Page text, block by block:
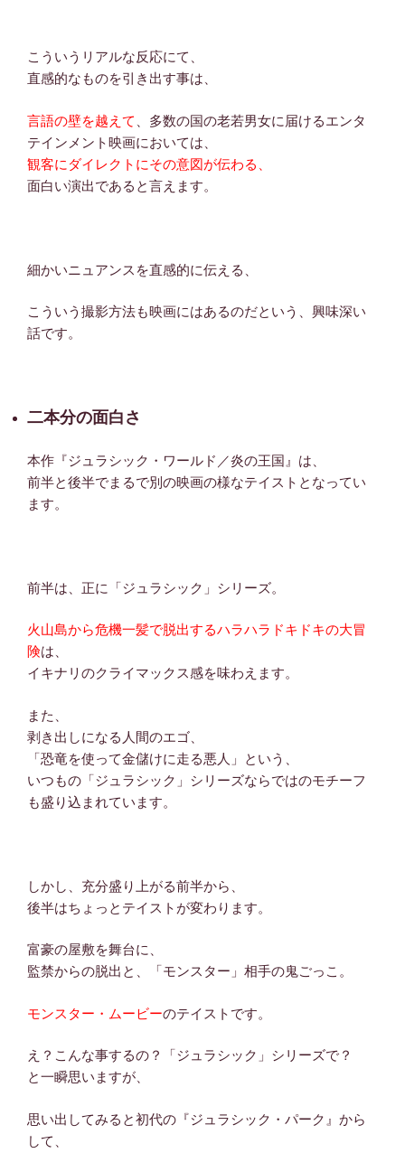
こういうリアルな反応にて、
直感的なものを引き出す事は、
言語の壁を越えて
、多数の国の老若男女に届けるエンタ
テインメント映画においては、
観客にダイレクトにその意図が伝わる、
面白い演出であると言えます。
細かいニュアンスを直感的に伝える、
こういう撮影方法も映画にはあるのだという、興味深い
話です。
二本分の面白さ
本作『ジュラシック・ワールド／炎の王国』は、
前半と後半でまるで別の映画の様なテイストとなってい
ます。
前半は、正に「ジュラシック」シリーズ。
火山島から危機一髪で脱出するハラハラドキドキの大冒
険は、
イキナリのクライマックス感を味わえます。
また、
剥き出しになる人間のエゴ、
「恐竜を使って金儲けに走る悪人」という、
いつもの「ジュラシック」シリーズならではのモチーフ
も盛り込まれています。
しかし、充分盛り上がる前半から、
後半はちょっとテイストが変わります。
富豪の屋敷を舞台に、
監禁からの脱出と、「モンスター」相手の鬼ごっこ。
モンスター・ムービーのテイストです。
え？こんな事するの？「ジュラシック」シリーズで？
と一瞬思いますが、
思い出してみると初代の『ジュラシック・パーク』から
して、